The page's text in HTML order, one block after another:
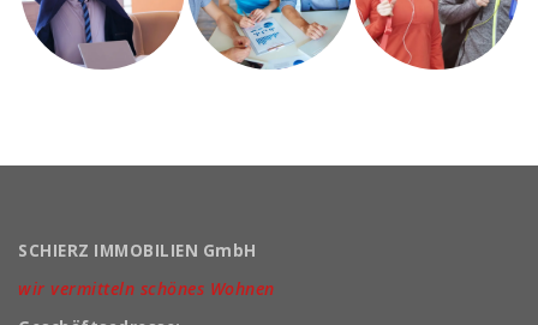
SCHIERZ IMMOBILIEN GmbH
wir vermitteln schönes Wohnen